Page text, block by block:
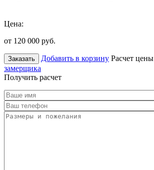
Цена:
от 120 000 руб.
Заказать Добавить в корзину Расчет цены
замерщика
Получить расчет